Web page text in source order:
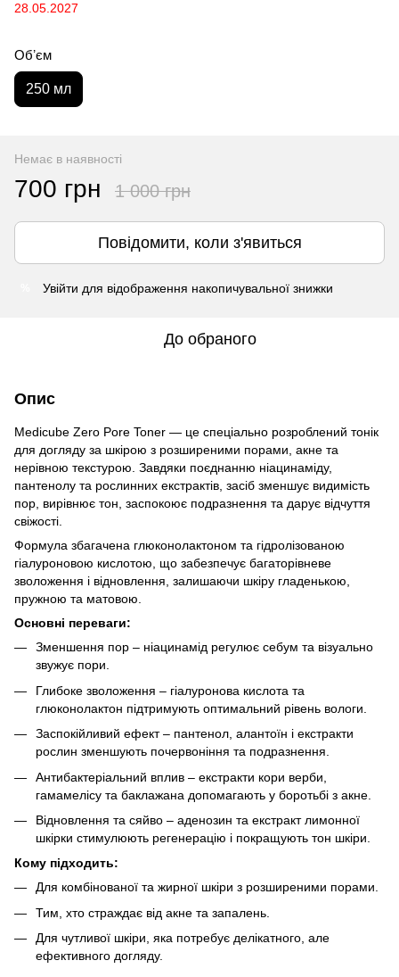
28.05.2027
Обʼєм
250 мл
Немає в наявності
700 грн 1 000 грн
Повідомити, коли з'явиться
Увійти для відображення накопичувальної знижки
До обраного
Опис
Medicube Zero Pore Toner — це спеціально розроблений тонік
для догляду за шкірою з розширеними порами, акне та
нерівною текстурою. Завдяки поєднанню ніацинаміду,
пантенолу та рослинних екстрактів, засіб зменшує видимість
пор, вирівнює тон, заспокоює подразнення та дарує відчуття
свіжості.
Формула збагачена глюконолактоном та гідролізованою
гіалуроновою кислотою, що забезпечує багаторівневе
зволоження і відновлення, залишаючи шкіру гладенькою,
пружною та матовою.
Основні переваги:
Зменшення пор – ніацинамід регулює себум та візуально
звужує пори.
Глибоке зволоження – гіалуронова кислота та
глюконолактон підтримують оптимальний рівень вологи.
Заспокійливий ефект – пантенол, алантоїн і екстракти
рослин зменшують почервоніння та подразнення.
Антибактеріальний вплив – екстракти кори верби,
гамамелісу та баклажана допомагають у боротьбі з акне.
Відновлення та сяйво – аденозин та екстракт лимонної
шкірки стимулюють регенерацію і покращують тон шкіри.
Кому підходить:
Для комбінованої та жирної шкіри з розширеними порами.
Тим, хто страждає від акне та запалень.
Для чутливої шкіри, яка потребує делікатного, але
ефективного догляду.